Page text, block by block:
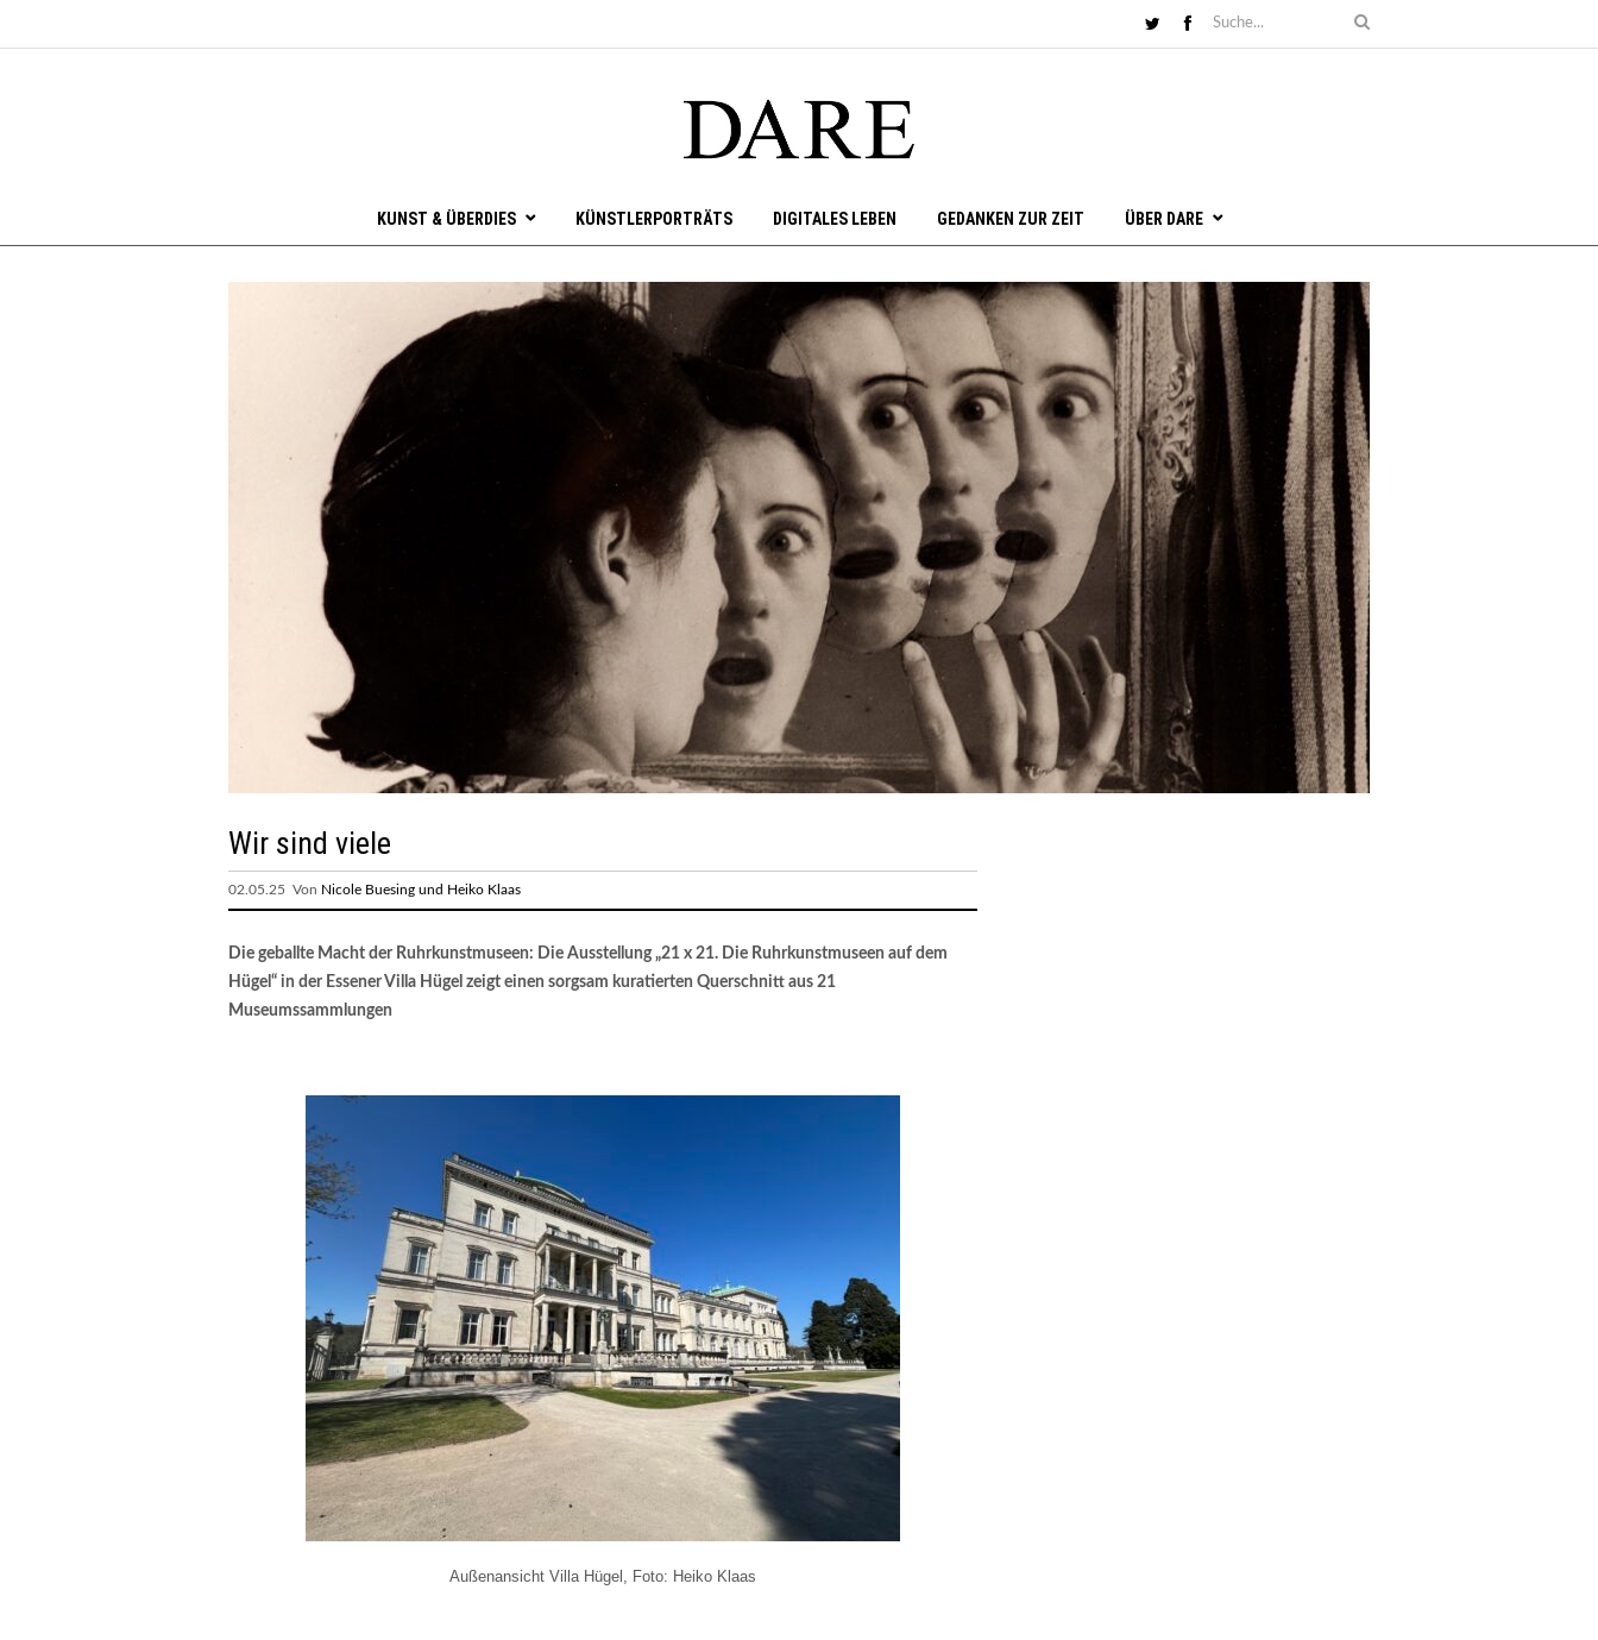
KUNST & ÜBERDIES KÜNSTLERPORTRÄTS DIGITALES LEBEN GEDANKEN ZUR ZEIT ÜBER DARE
Wir sind viele
02.05.25 Von Nicole Buesing und Heiko Klaas
Die geballte Macht der Ruhrkunstmuseen: Die Ausstellung „21 x 21. Die Ruhrkunstmuseen auf dem
Hügel“ in der Essener Villa Hügel zeigt einen sorgsam kuratierten Querschnitt aus 21
Museumssammlungen
Außenansicht Villa Hügel, Foto: Heiko Klaas